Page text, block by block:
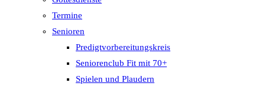
Termine
Senioren
Predigtvorbereitungskreis
Seniorenclub Fit mit 70+
Spielen und Plaudern